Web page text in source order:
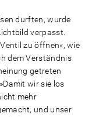
durften, wurde
verpasst.
zu öffnen«, wie
dem Verständnis
getreten
wir sie los
mehr
und unser